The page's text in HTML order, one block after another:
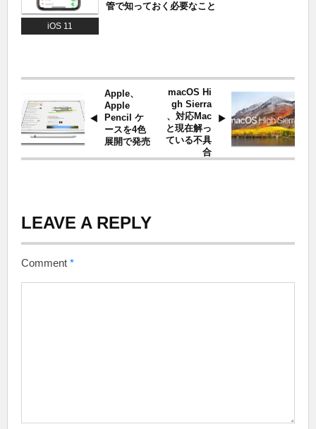
iOS 11
管で知っておく必要なこと
Apple、
Apple
Pencil ケ
ースを4色
展開で発売
macOS Hi
gh Sierra
、対応Mac
と現在解っ
ている不具
合
LEAVE A REPLY
Comment *